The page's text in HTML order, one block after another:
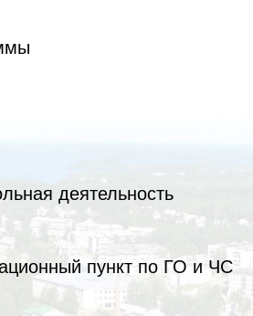
деятельность
пункт по ГО и ЧС